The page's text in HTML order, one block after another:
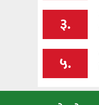
३.
५.